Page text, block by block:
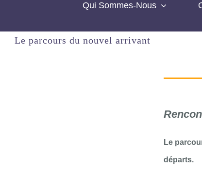
Qui Sommes-Nous
Le parcours du nouvel arrivant
Le
départs.